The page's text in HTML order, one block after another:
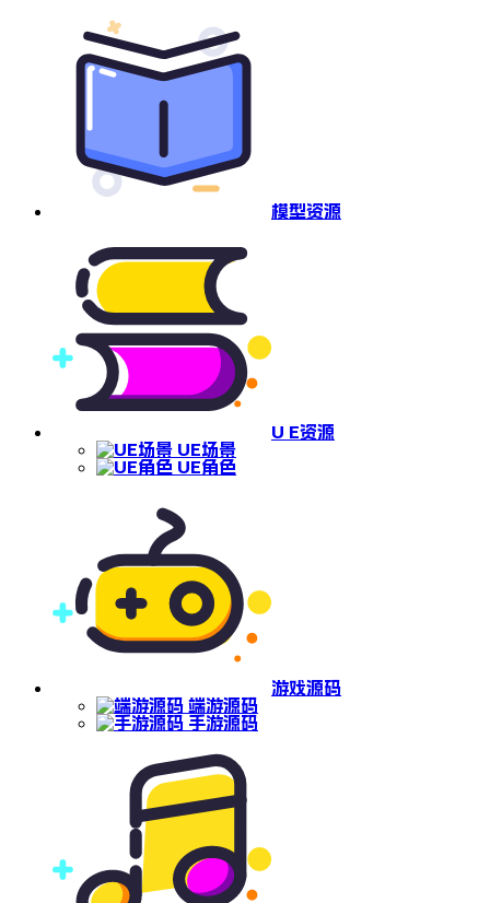
模型资源
U E资源
UE场景
UE角色
游戏源码
端游源码
手游源码